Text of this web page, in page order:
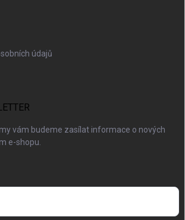
údajů
vám budeme zasílat informace o nových
e-shopu.